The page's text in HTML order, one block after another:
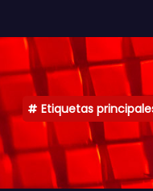
Etiquetas